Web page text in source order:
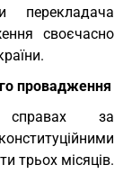
перекладача
своєчасно
провадження
за
трьох місяців.